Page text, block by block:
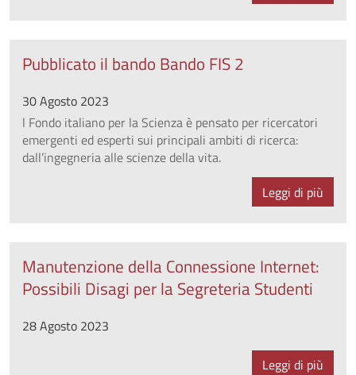
Pubblicato il bando Bando FIS 2
30 Agosto 2023
l Fondo italiano per la Scienza è pensato per ricercatori
emergenti ed esperti sui principali ambiti di ricerca:
dall’ingegneria alle scienze della vita.
Leggi di più
Manutenzione della Connessione Internet:
Possibili Disagi per la Segreteria Studenti
28 Agosto 2023
Leggi di più